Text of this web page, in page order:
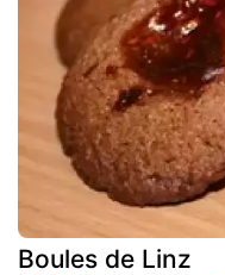
Boules de Linz